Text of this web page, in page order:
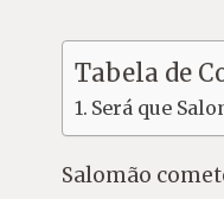
Tabela de
Será que
Salomão